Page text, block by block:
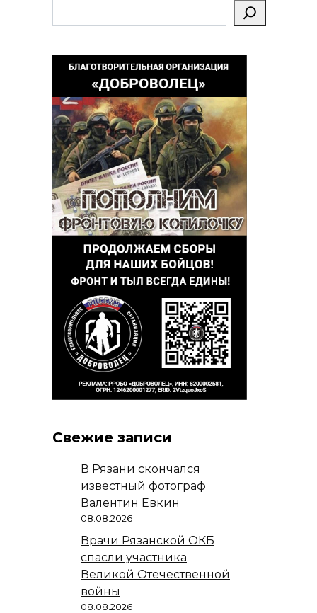
Свежие записи
В Рязани скончался
известный фотограф
Валентин Евкин
08.08.2026
Врачи Рязанской ОКБ
спасли участника
Великой Отечественной
войны
08.08.2026